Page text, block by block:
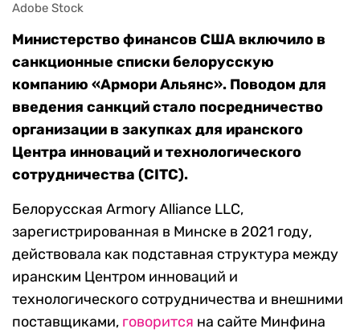
Adobe Stock
Министерство финансов США включило в
санкционные списки белорусскую
компанию «Армори Альянс». Поводом для
введения санкций стало посредничество
организации в закупках для иранского
Центра инноваций и технологического
сотрудничества (CITC).
Белорусская Armory Alliance LLC,
зарегистрированная в Минске в 2021 году,
действовала как подставная структура между
иранским Центром инноваций и
технологического сотрудничества и внешними
поставщиками, говорится на сайте Минфина